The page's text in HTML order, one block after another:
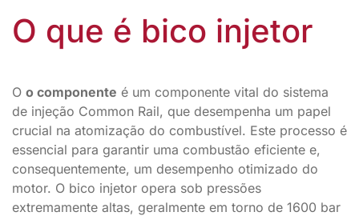
O que é bico injetor
O o componente é um componente vital do sistema
de injeção Common Rail, que desempenha um papel
crucial na atomização do combustível. Este processo é
essencial para garantir uma combustão eficiente e,
consequentemente, um desempenho otimizado do
motor. O bico injetor opera sob pressões
extremamente altas, geralmente em torno de 1600 bar